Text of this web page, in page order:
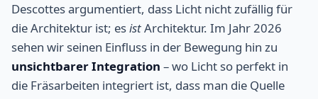
Descottes argumentiert, dass Licht nicht zufällig für
die Architektur ist; esistArchitektur. Im Jahr 2026
sehen wir seinen Einfluss in der Bewegung hin zu
unsichtbarer Integration – wo Licht so perfekt in
die Fräsarbeiten integriert ist, dass man die Quelle